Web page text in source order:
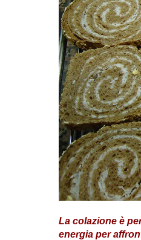
La colazione è
energia per